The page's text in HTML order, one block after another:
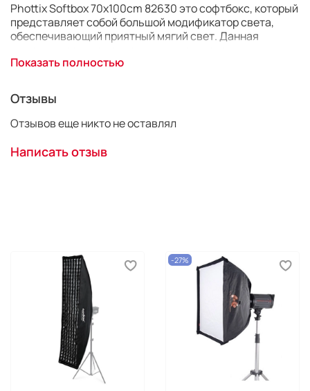
Phottix Softbox 70x100cm 82630 это софтбокс, который
представляет собой большой модификатор света,
обеспечивающий приятный мягий свет. Данная
Профессиональный софтбокс произведён из
материала. Внутрення часть сфотбокса выполнена из
качественной отражающей серебряной ткани. Внутри
имеется белая мембрана для обеспечения более
мягкого света. Байонетное крепление Bowens.
Характеристики
Показать полностью
Отзывы
Отзывов еще никто не оставлял
Написать отзыв
-27%